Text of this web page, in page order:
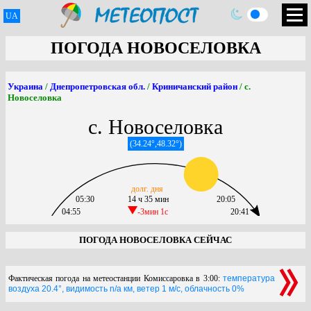
UA
ПОГОДА НОВОСЕЛОВКА
Украина / Днепропетровская обл. / Криничанский район / с.
Новоселовка
с. Новоселовка
(34.24°,48.32°)
04:55
05:30
14 ч 35 мин
-3мин 1c
долг. дня
20:41
20:05
ПОГОДА НОВОСЕЛОВКА СЕЙЧАС
Фактическая погода на метеостанции Комиссаровка в 3:00: температура
воздуха 20.4°, видимость n/a км, ветер 1 м/с, облачность 0%